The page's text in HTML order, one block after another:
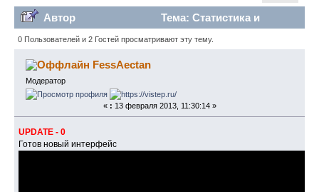
Автор
Тема: Статистика и
прослушивание звонков asterisk (Прочитано 221873
раз)
0 Пользователей и 2 Гостей просматривают эту тему.
FessAectan
Модератор
« : 13 февраля 2013, 11:30:14 »
UPDATE - 0
Готов новый интерфейс